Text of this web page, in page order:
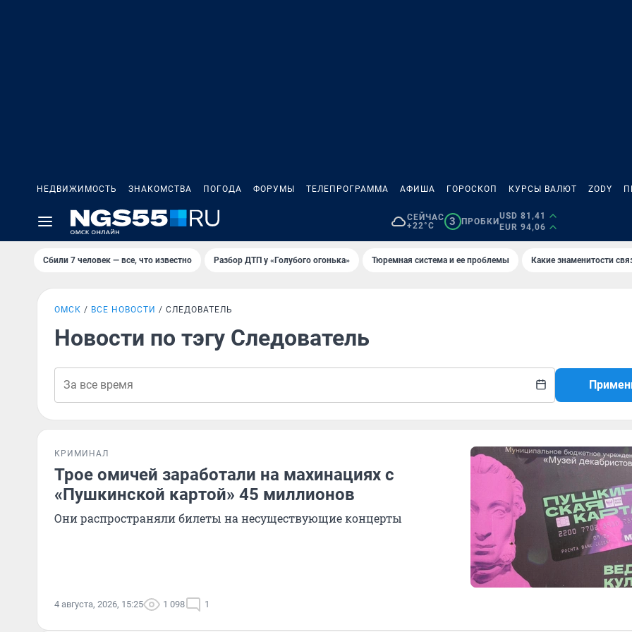
НЕДВИЖИМОСТЬ ЗНАКОМСТВА ПОГОДА ФОРУМЫ ТЕЛЕПРОГРАММА АФИША ГОРОСКОП КУРСЫ ВАЛЮТ ZODY
СЕЙЧАС
+22°C
3 ПРОБКИ
USD 81,41
EUR 94,06
Сбили 7 человек — все, что известно Разбор ДТП у «Голубого огонька» Тюремная система и ее проблемы Какие знаменитости
ОМСК ВСЕ НОВОСТИ СЛЕДОВАТЕЛЬ
Новости по тэгу Следователь
КРИМИНАЛ
Трое омичей заработали на махинациях с
«Пушкинской картой» 45 миллионов
Они распространяли билеты на несуществующие концерты
4 августа, 2026, 15:25 1 098 1